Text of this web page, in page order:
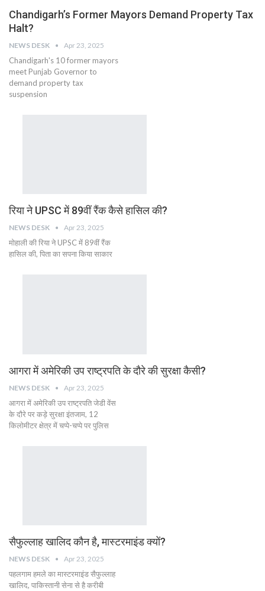
Chandigarh’s Former Mayors Demand Property Tax
Halt?
NEWS DESK Apr 23, 2025
Chandigarh's 10 former mayors
meet Punjab Governor to
demand property tax
suspension
रिया ने UPSC में 89वीं रैंक कैसे हासिल की?
NEWS DESK Apr 23, 2025
मोहाली की रिया ने UPSC में 89वीं रैंक
हासिल की, पिता का सपना किया साकार
आगरा में अमेरिकी उप राष्ट्रपति के दौरे की सुरक्षा कैसी?
NEWS DESK Apr 23, 2025
आगरा में अमेरिकी उप राष्ट्रपति जेडी वेंस
के दौरे पर कड़े सुरक्षा इंतजाम, 12
किलोमीटर क्षेत्र में चप्पे-चप्पे पर पुलिस
सैफुल्लाह खालिद कौन है, मास्टरमाइंड क्यों?
NEWS DESK Apr 23, 2025
पहलगाम हमले का मास्टरमाइंड सैफुल्लाह
खालिद, पाकिस्तानी सेना से है करीबी